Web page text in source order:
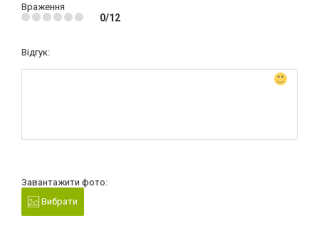
Враження
0/12
Відгук:
Завантажити фото:
Вибрати